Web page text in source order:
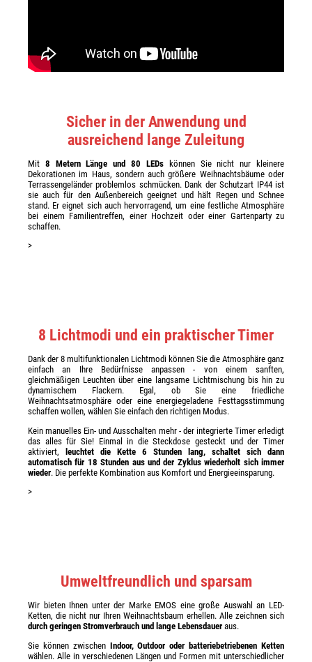
Sicher in der Anwendung und
ausreichend lange Zuleitung
Mit 8 Metern Länge und 80 LEDskönnen Sie nicht nur kleinere
Dekorationen im Haus, sondern auch größere Weihnachtsbäume oder
Terrassengeländer problemlos schmücken. Dank der Schutzart IP44 ist
sie auch für den Außenbereich geeignet und hält Regen und Schnee
stand. Er eignet sich auch hervorragend, um eine festliche Atmosphäre
bei einem Familientreffen, einer Hochzeit oder einer Gartenparty zu
schaffen.
>
8 Lichtmodi und ein praktischer Timer
Dank der 8 multifunktionalen Lichtmodi können Sie die Atmosphäre ganz
einfach an Ihre Bedürfnisse anpassen - von einem sanften,
gleichmäßigen Leuchten über eine langsame Lichtmischung bis hin zu
dynamischem Flackern. Egal, ob Sie eine friedliche
Weihnachtsatmosphäre oder eine energiegeladene Festtagsstimmung
schaffen wollen, wählen Sie einfach den richtigen Modus.
Kein manuelles Ein- und Ausschalten mehr - der integrierte Timer erledigt
das alles für Sie! Einmal in die Steckdose gesteckt und der Timer
aktiviert,
leuchtet die Kette 6 Stunden lang, schaltet sich dann
automatisch für 18 Stunden aus und der Zyklus wiederholt sich immer
wieder. Die perfekte Kombination aus Komfort und Energieeinsparung.
>
Umweltfreundlich und sparsam
Wir bieten Ihnen unter der Marke EMOS eine große Auswahl an LED-
Ketten, die nicht nur Ihren Weihnachtsbaum erhellen. Alle zeichnen sich
durch geringen Stromverbrauch und lange Lebensdauer aus.
Sie können zwischen Indoor, Outdoor oder batteriebetriebenen Ketten
wählen. Alle in verschiedenen Längen und Formen mit unterschiedlicher